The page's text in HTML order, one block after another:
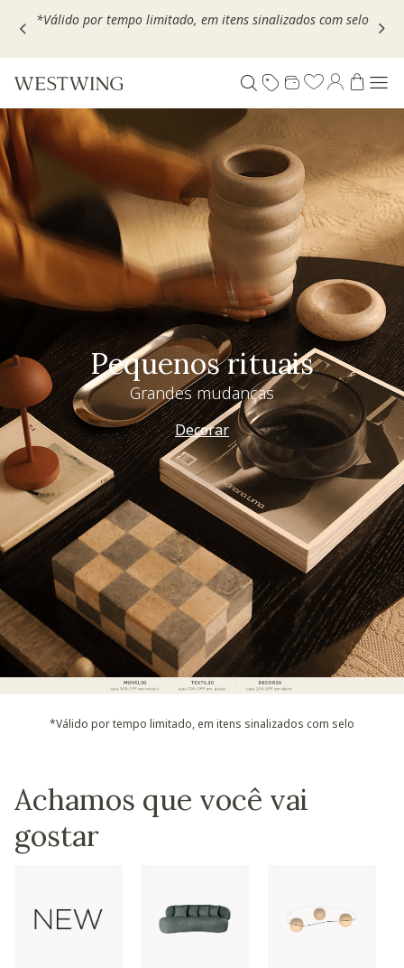
Escolha seu VOUCHER e ganhe até 30% OFF*: useMOVEL30,
Pequenos rituais
Grandes mudanças
Decorar
*Válido por tempo limitado, em itens sinalizados com selo
Achamos que você vai
gostar